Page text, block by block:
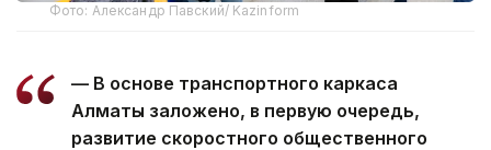
Фото: Александр Павский/ Kazinform
— В основе транспортного каркаса
Алматы заложено, в первую очередь,
развитие скоростного общественного